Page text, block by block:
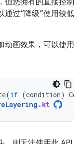
通过“降级”使用较低
动画效果，可以使用
(if (condition)
. kt